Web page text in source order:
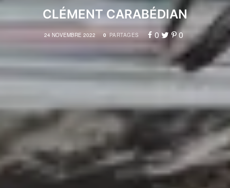
CLÉMENT CARABÉDIAN
24 NOVEMBRE 2022 0 PARTAGES 0 0